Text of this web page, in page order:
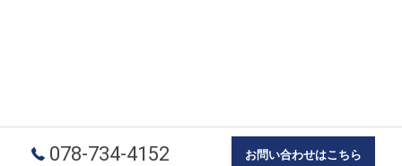
078-734-4152 お問い合わせはこちら